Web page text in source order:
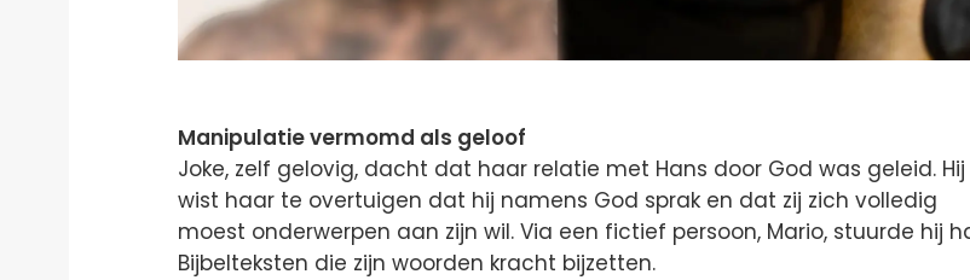
Manipulatie vermomd als geloof
Joke, zelf gelovig, dacht dat haar relatie met Hans door God was geleid. Hij
wist haar te overtuigen dat hij namens God sprak en dat zij zich volledig
moest onderwerpen aan zijn wil. Via een fictief persoon, Mario, stuurde hij
Bijbelteksten die zijn woorden kracht bijzetten.